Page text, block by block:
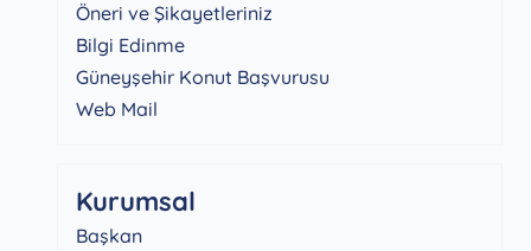
Öneri ve Şikayetleriniz
Bilgi Edinme
Güneyşehir Konut Başvurusu
Web Mail
Kurumsal
Başkan